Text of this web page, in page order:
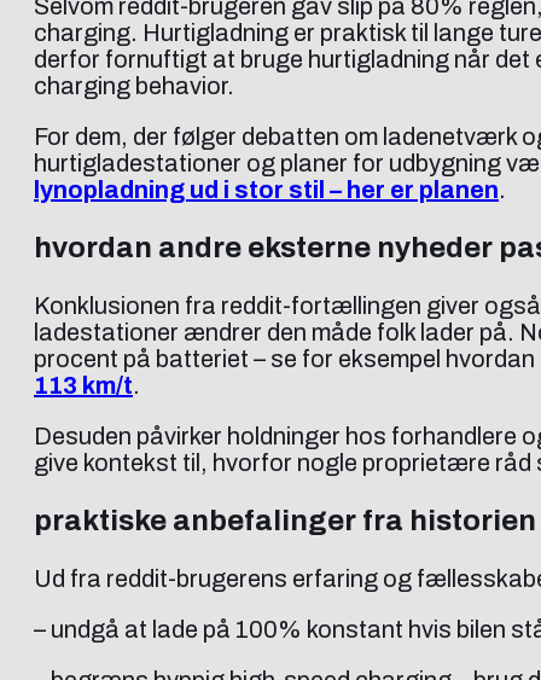
Selvom reddit-brugeren gav slip på 80%
charging. Hurtigladning er praktisk til lange
derfor fornuftigt at bruge hurtigladning når
charging behavior.
For dem, der følger debatten om ladenetværk
hurtigladestationer og planer for udbygning
lynopladning ud i stor stil – her er planen.
hvordan andre eksterne nyheder
Konklusionen fra reddit-fortællingen giver
ladestationer ændrer den måde folk lader på.
procent på batteriet – se for eksempel
113 km/t.
Desuden påvirker holdninger hos forhandlere
give kontekst til, hvorfor nogle proprietære
praktiske anbefalinger fra historien
Ud fra reddit-brugerens erfaring og
– undgå at lade på 100% konstant hvis bilen